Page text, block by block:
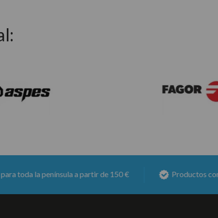
a partir de 150 € Productos con 6 meses de